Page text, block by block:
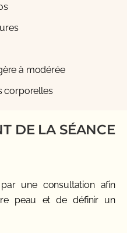
à modérée
corporelles
DE LA SÉANCE
une consultation afin
peau et de définir un